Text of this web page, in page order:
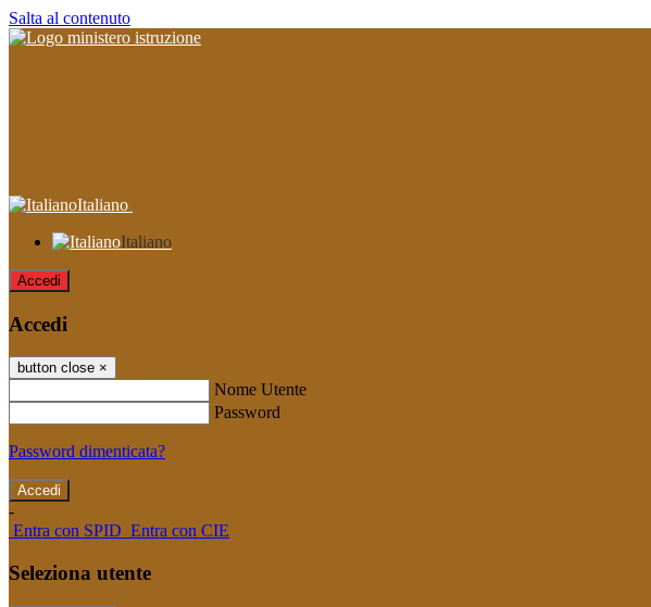
Salta al contenuto
Italiano
Italiano
Accedi
Accedi
button close ×
Nome Utente
Password
Password dimenticata?
-
Entra con SPID Entra con CIE
Seleziona utente